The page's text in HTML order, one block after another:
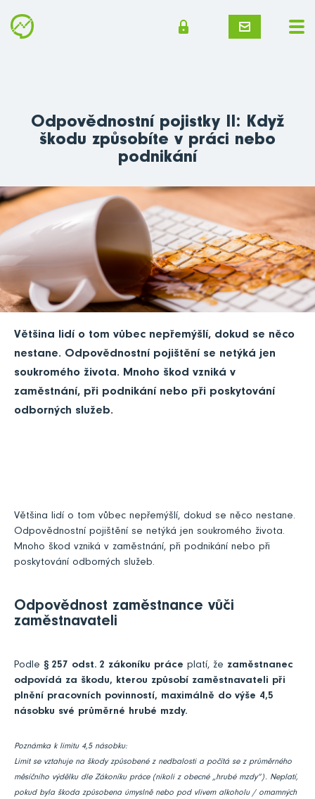
Odpovědnostní pojistky II: Když
škodu způsobíte v práci nebo
podnikání
Většina lidí o tom vůbec nepřemýšlí, dokud se něco
nestane. Odpovědnostní pojištění se netýká jen
soukromého života. Mnoho škod vzniká v
zaměstnání, při podnikání nebo při poskytování
odborných služeb.
Většina lidí o tom vůbec nepřemýšlí, dokud se něco nestane.
Odpovědnostní pojištění se netýká jen soukromého života.
Mnoho škod vzniká v zaměstnání, při podnikání nebo při
poskytování odborných služeb.
Odpovědnost zaměstnance vůči
zaměstnavateli
Podle § 257 odst. 2 zákoníku práce platí, že zaměstnanec
odpovídá za škodu, kterou způsobí zaměstnavateli při
plnění pracovních povinností, maximálně do výše 4,5
násobku své průměrné hrubé mzdy.
Poznámka k limitu 4,5 násobku:
Limit se vztahuje na škody způsobené z nedbalosti a počítá se z průměrného
měsíčního výdělku dle Zákoníku práce (nikoli z obecné „hrubé mzdy“). Neplatí,
pokud byla škoda způsobena úmyslně nebo pod vlivem alkoholu / omamných